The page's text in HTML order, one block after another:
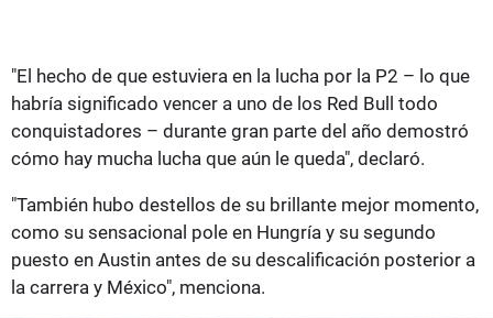
"El hecho de que estuviera en la lucha por la P2 – lo que
habría significado vencer a uno de los Red Bull todo
conquistadores – durante gran parte del año demostró
cómo hay mucha lucha que aún le queda", declaró.
"También hubo destellos de su brillante mejor momento,
como su sensacional pole en Hungría y su segundo
puesto en Austin antes de su descalificación posterior a
la carrera y México", menciona.